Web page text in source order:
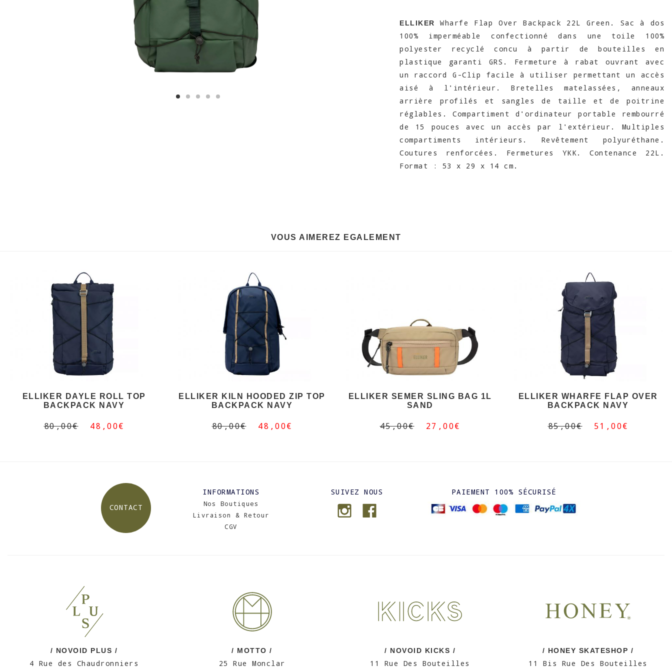
ELLIKER
Wharfe Flap Over Backpack 22L Green. Sac à dos
100% imperméable confectionné dans une toile 100%
polyester recyclé concu à partir de bouteilles en
plastique garanti GRS. Fermeture à rabat ouvrant avec
un raccord G-Clip facile à utiliser permettant un accès
aisé à l'intérieur. Bretelles matelassées, anneaux
arrière profilés et sangles de taille et de poitrine
réglables. Compartiment d'ordinateur portable rembourré
de 15 pouces avec un accès par l'extérieur. Multiples
compartiments intérieurs. Revêtement polyuréthane.
Coutures renforcées. Fermetures YKK. Contenance 22L.
Format : 53 x 29 x 14 cm.
VOUS AIMEREZ EGALEMENT
ELLIKER DAYLE ROLL TOP
BACKPACK NAVY
80,00€ 48,00€
ELLIKER KILN HOODED ZIP TOP
BACKPACK NAVY
80,00€ 48,00€
ELLIKER SEMER SLING BAG 1L
SAND
45,00€ 27,00€
ELLIKER WHARFE FLAP OVER
BACKPACK NAVY
85,00€ 51,00€
CONTACT
INFORMATIONS
Nos Boutiques
Livraison & Retour
CGV
SUIVEZ NOUS PAIEMENT 100% SÉCURISÉ
/ NOVOID PLUS /
4 Rue des Chaudronniers
/ MOTTO /
25 Rue Monclar
/ NOVOID KICKS /
11 Rue Des Bouteilles
/ HONEY SKATESHOP /
11 Bis Rue Des Bouteilles